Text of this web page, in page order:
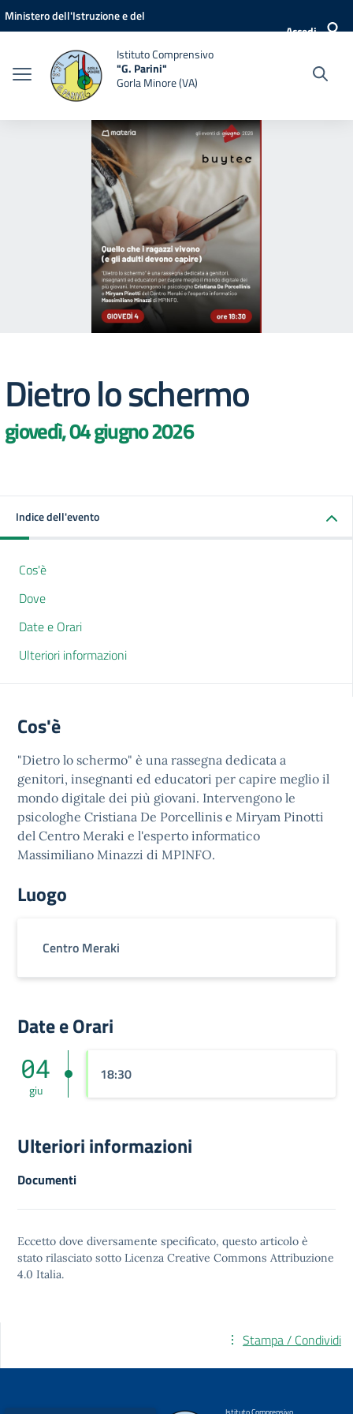
Vai ai contenuti
Vai al menu di navigazione
Vai al footer
Ministero dell'Istruzione e del
Accedi
Istituto Comprensivo
"G. Parini"
Gorla Minore (VA)
Dietro lo schermo
giovedì, 04 giugno 2026
Indice dell'evento
Cos'è
Dove
Date e Orari
Ulteriori informazioni
Cos'è
"Dietro lo schermo" è una rassegna dedicata a
genitori, insegnanti ed educatori per capire meglio il
mondo digitale dei più giovani. Intervengono le
psicologhe Cristiana De Porcellinis e Miryam Pinotti
del Centro Meraki e l'esperto informatico
Massimiliano Minazzi di MPINFO.
Luogo
Centro Meraki
Date e Orari
04
giu
18:30
Ulteriori informazioni
Documenti
Eccetto dove diversamente specificato, questo articolo è
stato rilasciato sotto Licenza Creative Commons Attribuzione
4.0 Italia.
Stampa / Condividi